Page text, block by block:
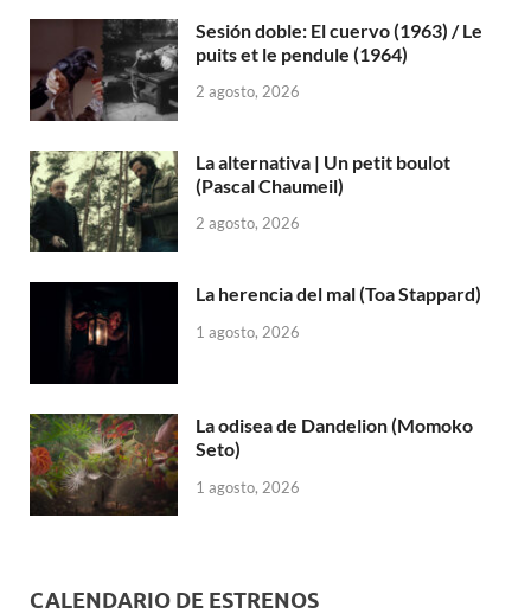
Sesión doble: El cuervo (1963) / Le
puits et le pendule (1964)
2 agosto, 2026
La alternativa | Un petit boulot
(Pascal Chaumeil)
2 agosto, 2026
La herencia del mal (Toa Stappard)
1 agosto, 2026
La odisea de Dandelion (Momoko
Seto)
1 agosto, 2026
CALENDARIO DE ESTRENOS